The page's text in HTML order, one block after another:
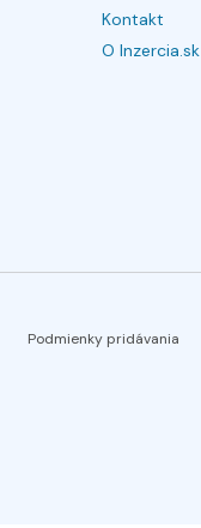
Kontakt
O Inzercia.sk
Podmienky pridávania